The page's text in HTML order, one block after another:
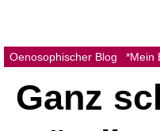
Oenosophischer Blog *Mein
Ganz